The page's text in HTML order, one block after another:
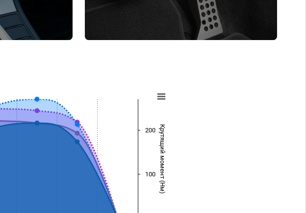
Крутящий момент (Нм)
100
200